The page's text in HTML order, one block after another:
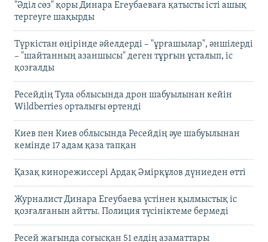
"Әділ сөз" қоры Динара Егеубаеваға қатысты істі ашық
тергеуге шақырды
Түркістан өңірінде әйелдерді – "ұрғашылар", әншілерді
– "шайтанның азаншысы" деген тұрғын ұсталып, іс
қозғалды
Ресейдің Тула облысында дрон шабуылынан кейін
Wildberries орталығы өртенді
Киев пен Киев облысында Ресейдің әуе шабуылынан
кемінде 17 адам қаза тапқан
Қазақ кинорежиссері Ардақ Әмірқұлов дүниеден өтті
Журналист Динара Егеубаева үстінен қылмыстық іс
қозғалғанын айтты. Полиция түсініктеме бермеді
Ресей жағында соғысқан 51 елдің азаматтары